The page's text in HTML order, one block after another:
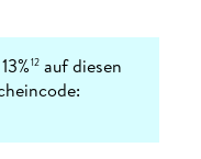
12 auf diesen